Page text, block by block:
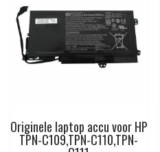
Originele laptop accu voor HP
TPN-C109,TPN-C110,TPN-